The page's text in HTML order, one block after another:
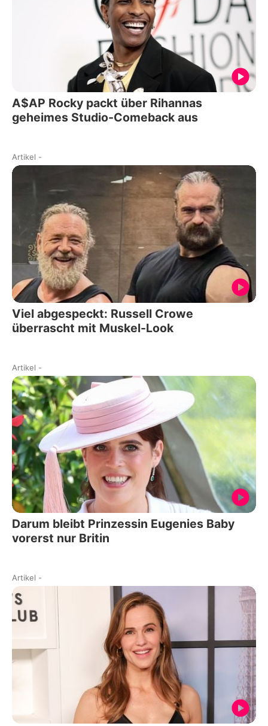
A$AP Rocky packt über Rihannas
geheimes Studio-Comeback aus
Artikel -
Viel abgespeckt: Russell Crowe
überrascht mit Muskel-Look
Artikel -
Darum bleibt Prinzessin Eugenies Baby
vorerst nur Britin
Artikel -